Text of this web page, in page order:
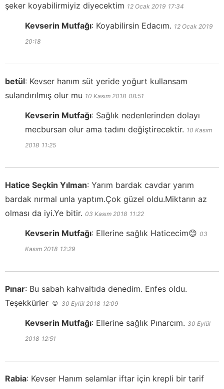
şeker koyabilirmiyiz diyecektim 12 Ocak 2019 17:34
Kevserin Mutfağı: Koyabilirsin Edacım. 12 Ocak 2019
20:18
betül: Kevser hanım süt yeride yoğurt kullansam
sulandırılmış olur mu 10 Kasım 2018 08:51
Kevserin Mutfağı: Sağlık nedenlerinden dolayı
mecbursan olur ama tadını değiştirecektir. 10 Kasım
2018 11:25
Hatice Seçkin Yılman: Yarım bardak cavdar yarım
bardak nırmal unla yaptım.Çok güzel oldu.Miktarın az
olması da iyi.Ye bitir. 03 Kasım 2018 11:22
Kevserin Mutfağı: Ellerine sağlık Haticecim😊 03
Kasım 2018 12:29
Pınar: Bu sabah kahvaltıda denedim. Enfes oldu.
Teşekkürler ☺️ 30 Eylül 2018 12:09
Kevserin Mutfağı: Ellerine sağlık Pınarcım. 30 Eylül
2018 12:51
Rabia: Kevser Hanım selamlar iftar için krepli bir tarif